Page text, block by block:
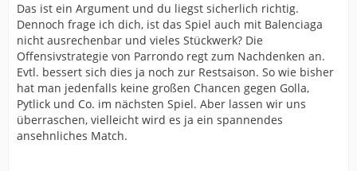
Das ist ein Argument und du liegst sicherlich richtig.
Dennoch frage ich dich, ist das Spiel auch mit Balenciaga
nicht ausrechenbar und vieles Stückwerk? Die
Offensivstrategie von Parrondo regt zum Nachdenken an.
Evtl. bessert sich dies ja noch zur Restsaison. So wie bisher
hat man jedenfalls keine großen Chancen gegen Golla,
Pytlick und Co. im nächsten Spiel. Aber lassen wir uns
überraschen, vielleicht wird es ja ein spannendes
ansehnliches Match.